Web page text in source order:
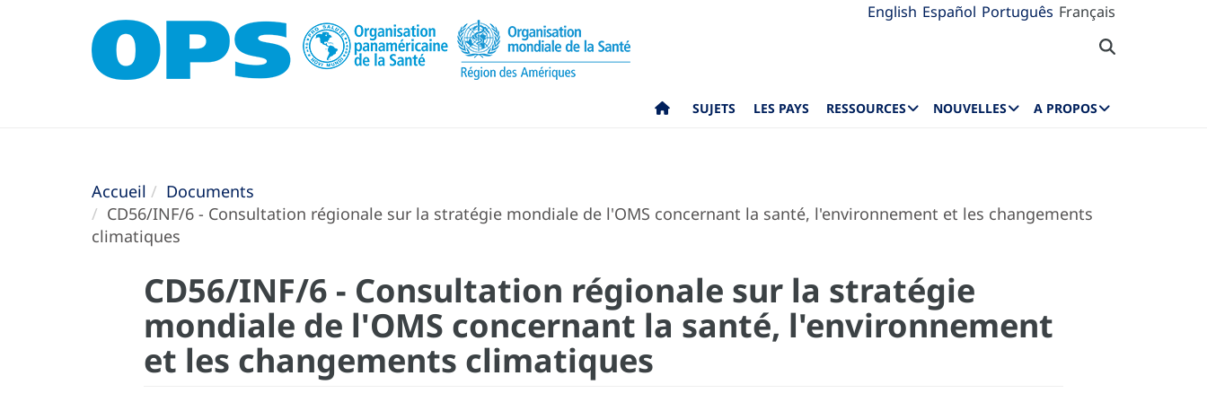
English Español Português Français
SUJETS LES PAYS RESSOURCES NOUVELLES A PROPOS
Accueil
Documents
CD56/INF/6 - Consultation régionale sur la stratégie mondiale de l'OMS concernant la santé, l'environnement et les changements
climatiques
CD56/INF/6 - Consultation régionale sur la stratégie
mondiale de l'OMS concernant la santé, l'environnement
et les changements climatiques